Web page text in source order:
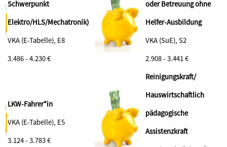
Schwerpunkt
Elektro/HLS/Mechatronik)
VKA (E-Tabelle), E8
3.486 - 4.230 €
oder Betreuung ohne
Helfer-Ausbildung
VKA (SuE), S2
2.908 - 3.441 €
LKW-Fahrer*in
VKA (E-Tabelle), E5
3.124 - 3.783 €
Reinigungskraft/
Hauswirtschaftlich
pädagogische
Assistenzkraft